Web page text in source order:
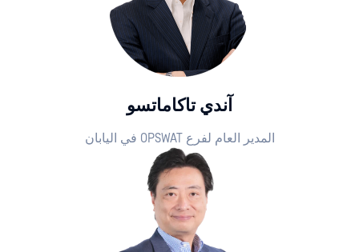
آندي تاكاماتسو
المدير العام لفرع OPSWAT في اليابان